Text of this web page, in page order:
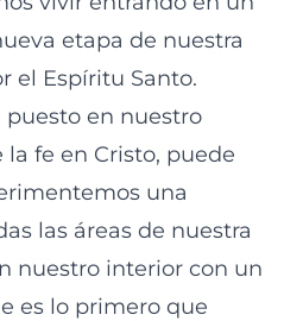
etapa de nuestra
el Espíritu Santo.
puesto en nuestro
fe en Cristo, puede
una
las áreas de nuestra
nuestro interior con un
es lo primero que